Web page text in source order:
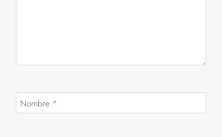
Nombre *